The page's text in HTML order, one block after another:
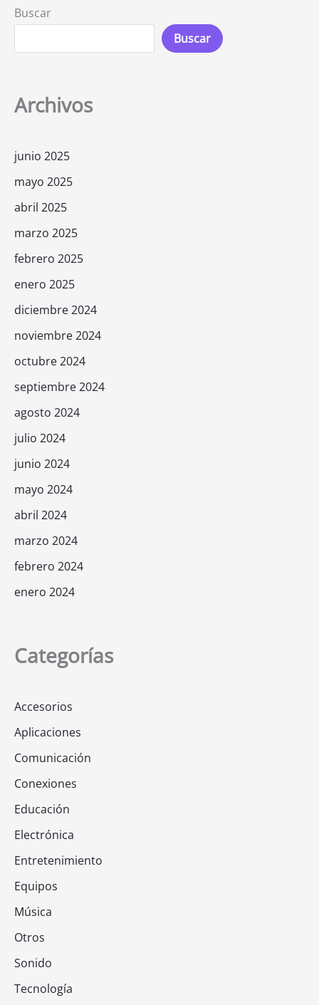
Buscar
Buscar
Archivos
junio 2025
mayo 2025
abril 2025
marzo 2025
febrero 2025
enero 2025
diciembre 2024
noviembre 2024
octubre 2024
septiembre 2024
agosto 2024
julio 2024
junio 2024
mayo 2024
abril 2024
marzo 2024
febrero 2024
enero 2024
Categorías
Accesorios
Aplicaciones
Comunicación
Conexiones
Educación
Electrónica
Entretenimiento
Equipos
Música
Otros
Sonido
Tecnología